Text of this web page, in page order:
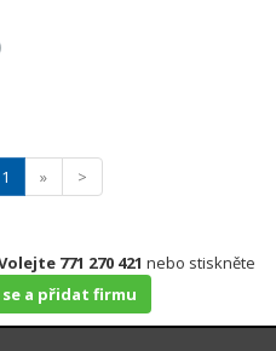
1 » >
771 270 421 nebo stiskněte
a přidat firmu